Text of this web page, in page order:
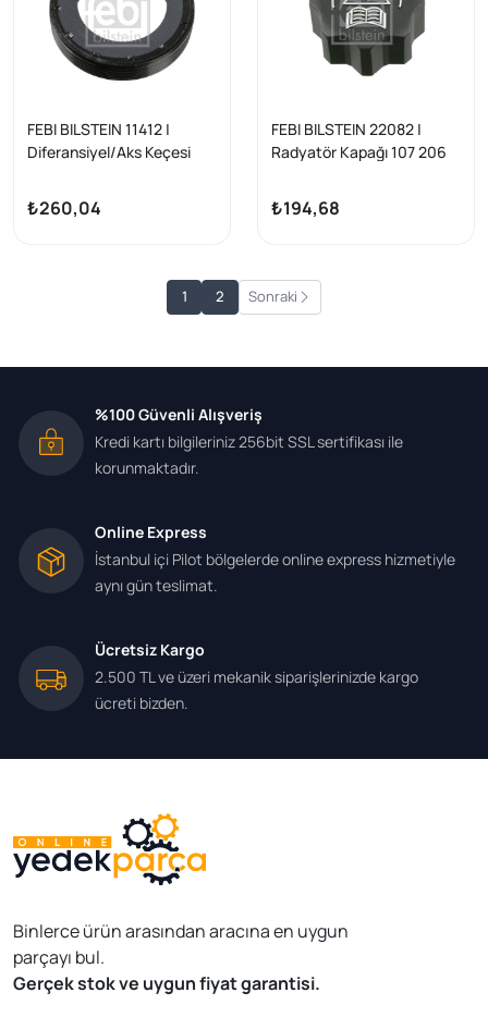
FEBI BILSTEIN 11412 |
Diferansiyel/Aks Keçesi
306 307 406 407 Partner
Berlingo Bipper Jumpy
₺260,04
FEBI BILSTEIN 22082 |
Radyatör Kapağı 107 206
C4 Berlingo Xsara Jumpy
Xantia
₺194,68
1 2 Sonraki
%100 Güvenli Alışveriş
Kredi kartı bilgileriniz 256bit SSL sertifikası ile
korunmaktadır.
Online Express
İstanbul içi Pilot bölgelerde online express hizmetiyle
aynı gün teslimat.
Ücretsiz Kargo
2.500 TL ve üzeri mekanik siparişlerinizde kargo
ücreti bizden.
Binlerce ürün arasından aracına en uygun
parçayı bul.
Gerçek stok ve uygun fiyat garantisi.